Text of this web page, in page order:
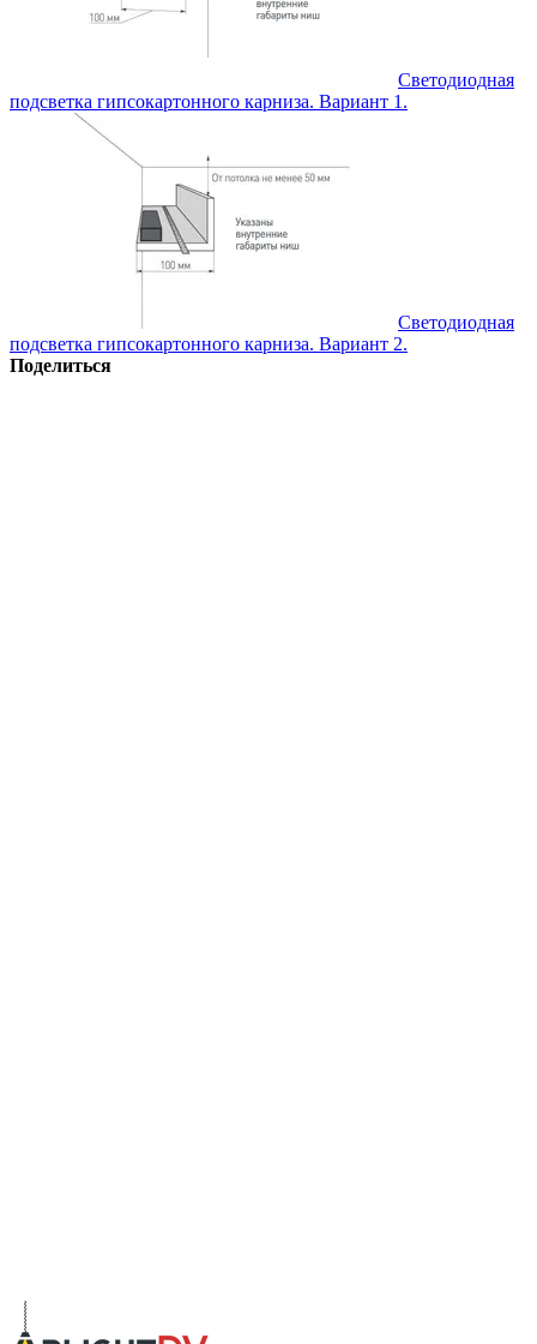
Светодиодная
подсветка гипсокартонного карниза. Вариант 1.
Светодиодная
подсветка гипсокартонного карниза. Вариант 2.
Поделиться